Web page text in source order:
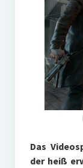
17 Ziele
Zukunft der
Vom Trend zur
Das
der heiß